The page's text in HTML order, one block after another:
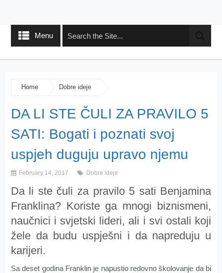
Menu
Home Dobre ideje
DA LI STE ČULI ZA PRAVILO 5
SATI: Bogati i poznati svoj
uspjeh duguju upravo njemu
February 14, 2017 Dobre ideje
Da li ste čuli za pravilo 5 sati Benjamina
Franklina? Koriste ga mnogi biznismeni,
naučnici i svjetski lideri, ali i svi ostali koji
žele da budu uspješni i da napreduju u
karijeri.
Sa deset godina Franklin je napustio redovno školovanje da bi